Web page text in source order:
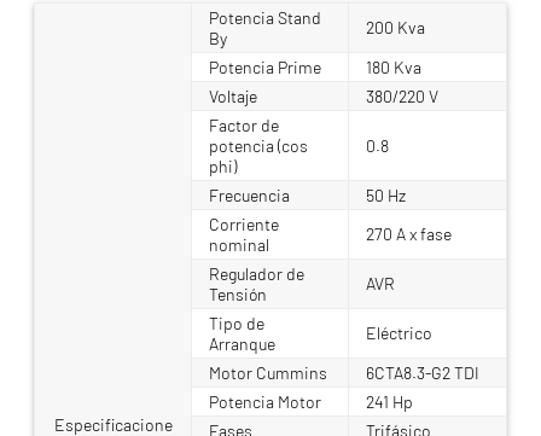
Especificacione
Potencia Stand
By
200 Kva
Potencia Prime
180 Kva
Voltaje
380/220 V
Factor de
potencia (cos
phi)
0.8
Frecuencia
50 Hz
Corriente
nominal
270 A x fase
Regulador de
Tensión
AVR
Tipo de
Arranque
Eléctrico
Motor Cummins
6CTA8.3-G2 TDI
Potencia Motor
241 Hp
Fases
Trifásico